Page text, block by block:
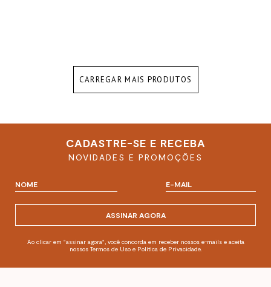
CARREGAR MAIS PRODUTOS
CADASTRE-SE E RECEBA
NOVIDADES E PROMOÇÕES
ASSINAR AGORA
Ao clicar em "assinar agora", você concorda em receber nossos e-mails e aceita
nossos Termos de Uso e Política de Privacidade.